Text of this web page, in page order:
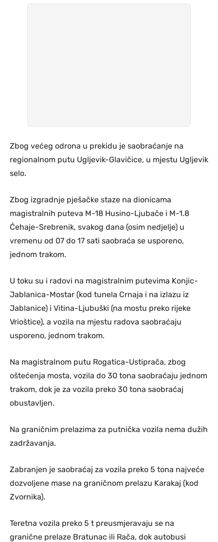
Zbog većeg odrona u prekidu je saobraćanje na
regionalnom putu Ugljevik-Glavičice, u mjestu Ugljevik
selo.
Zbog izgradnje pješačke staze na dionicama
magistralnih puteva M-18 Husino-Ljubače i M-1.8
Ćehaje-Srebrenik, svakog dana (osim nedjelje) u
vremenu od 07 do 17 sati saobraća se usporeno,
jednom trakom.
U toku su i radovi na magistralnim putevima Konjic-
Jablanica-Mostar (kod tunela Crnaja i na izlazu iz
Jablanice) i Vitina-Ljubuški (na mostu preko rijeke
Vrioštice), a vozila na mjestu radova saobraćaju
usporeno, jednom trakom.
Na magistralnom putu Rogatica-Ustiprača, zbog
oštećenja mosta, vozila do 30 tona saobraćaju jednom
trakom, dok je za vozila preko 30 tona saobraćaj
obustavljen.
Na graničnim prelazima za putnička vozila nema dužih
zadržavanja.
Zabranjen je saobraćaj za vozila preko 5 tona najveće
dozvoljene mase na graničnom prelazu Karakaj (kod
Zvornika).
Teretna vozila preko 5 t preusmjeravaju se na
granične prelaze Bratunac ili Rača, dok autobusi